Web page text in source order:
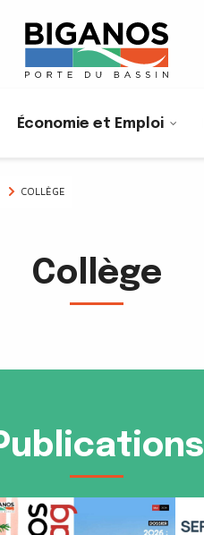
Économie et Emploi
COLLÈGE
Collège